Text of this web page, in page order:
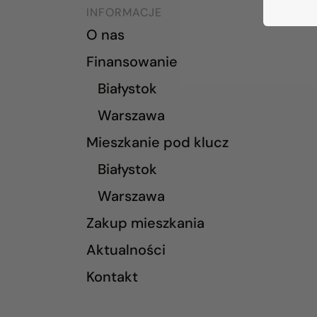
INFORMACJE
O nas
Finansowanie
Białystok
Warszawa
Mieszkanie pod klucz
Białystok
Warszawa
Zakup mieszkania
Aktualności
Kontakt